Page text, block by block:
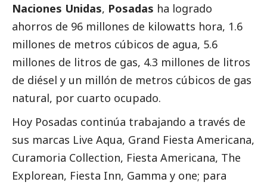
Naciones Unidas, Posadas ha logrado
ahorros de 96 millones de kilowatts hora, 1.6
millones de metros cúbicos de agua, 5.6
millones de litros de gas, 4.3 millones de litros
de diésel y un millón de metros cúbicos de gas
natural, por cuarto ocupado.
Hoy Posadas continúa trabajando a través de
sus marcas Live Aqua, Grand Fiesta Americana,
Curamoria Collection, Fiesta Americana, The
Explorean, Fiesta Inn, Gamma y one; para